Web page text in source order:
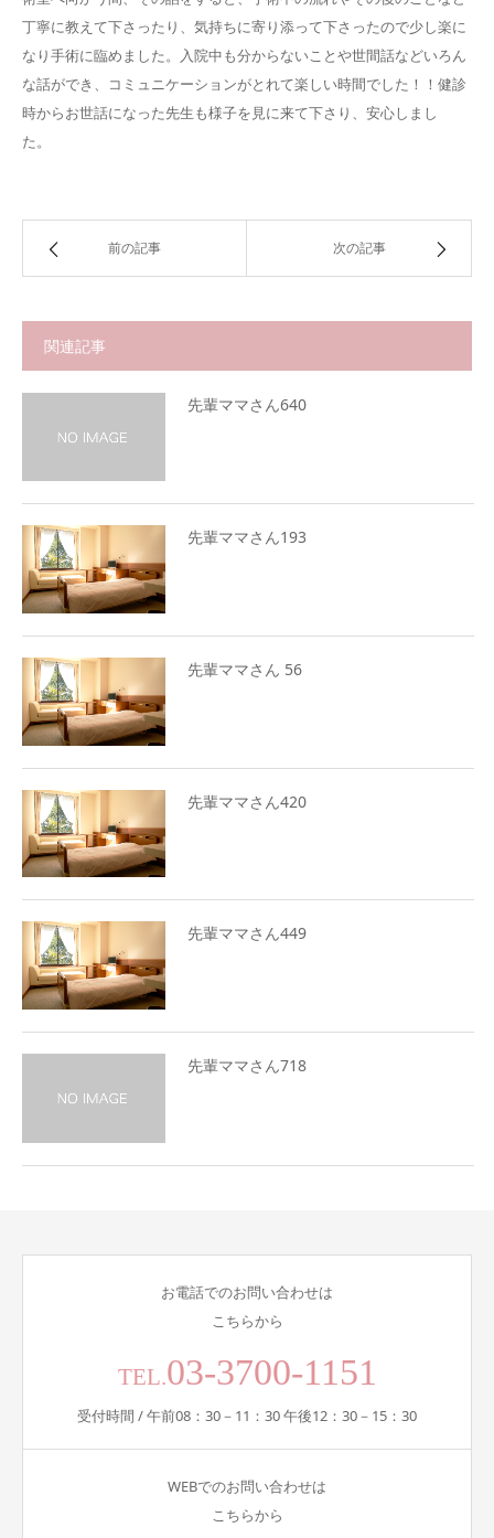
丁寧に教えて下さったり、気持ちに寄り添って下さったので少し楽に
なり手術に臨めました。入院中も分からないことや世間話などいろん
な話ができ、コミュニケーションがとれて楽しい時間でした！！健診
時からお世話になった先生も様子を見に来て下さり、安心しまし
た。
前の記事 次の記事
関連記事
先輩ママさん640
先輩ママさん193
先輩ママさん 56
先輩ママさん420
先輩ママさん449
先輩ママさん718
お電話でのお問い合わせは
こちらから
TEL.03-3700-1151
受付時間 / 午前08：30－11：30 午後12：30－15：30
WEBでのお問い合わせは
こちらから